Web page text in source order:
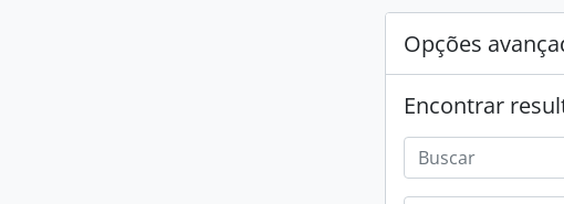
Opções
Encontrar